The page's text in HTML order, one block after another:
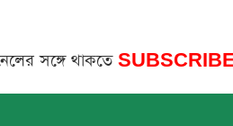
সঙ্গে থাকতে